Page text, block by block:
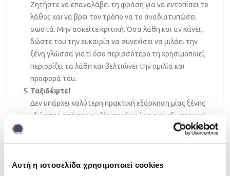
Αυτή η ιστοσελίδα χρησιμοποιεί cookies
Ζητήστε να επαναλάβει τη φράση για να εντοπίσει το
λάθος και να βρει τον τρόπο να το αναδιατυπώσει
σωστά. Μην ασκείτε κριτική. Όσα λάθη και αν κάνει,
δώστε του την ευκαιρία να συνεχίσει να μιλάει την
ξένη γλώσσα γιατί όσο περισσότερο τη χρησιμοποιεί,
περιορίζει τα λάθη και βελτιώνει την ομιλία και
προφορά του.
Ταξιδέψτε!
Δεν υπάρχει καλύτερη πρακτική εξάσκηση μίας ξένης
γλώσσας από την ομιλία σε μία χώρα του εξωτερικού.
Αν έχετε την οικονομική δυνατότητα δώστε την
πολιτισμό της. Με αυτό τον τρόπο θα μάθει εις βάθος